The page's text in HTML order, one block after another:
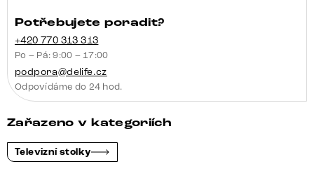
Potřebujete poradit?
+420 770 313 313
Po – Pá: 9:00 – 17:00
podpora@delife.cz
Odpovídáme do 24 hod.
Zařazeno v kategoriích
Televizní stolky